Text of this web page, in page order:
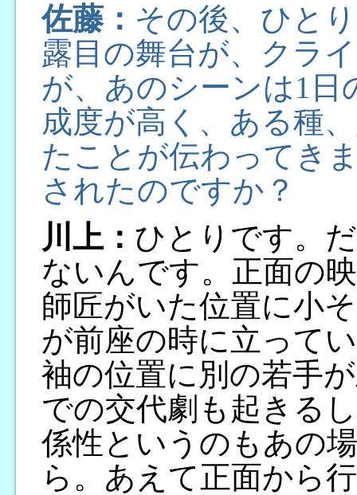
佐藤： その後、ひと
露目の舞台が、クラ
が、あのシーンは1
成度が高く、ある種
たことが伝わってき
されたのですか？
川上： ひとりです。
ないんです。正面の
師匠がいた位置に小
が前座の時に立って
袖の位置に別の若手
での交代劇も起きる
係性というのもあの
ら。あえて正面から